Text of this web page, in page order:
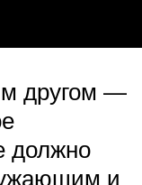
другом —
должно
и